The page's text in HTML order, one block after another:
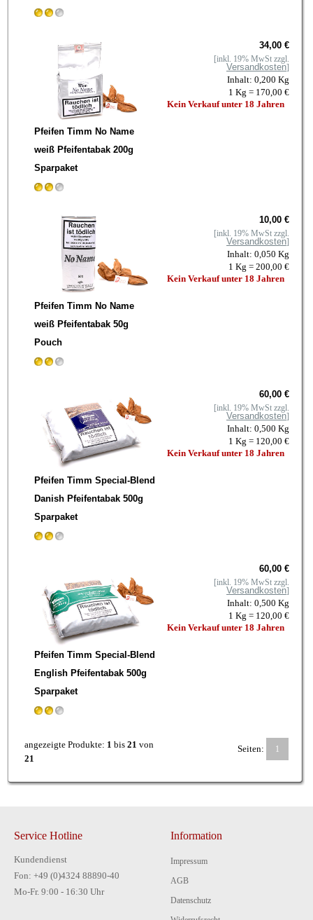
Pfeifen Timm No Name
weiß Pfeifentabak 200g
Sparpaket
34,00 €
[inkl. 19% MwSt zzgl.
Versandkosten]
Inhalt: 0,200 Kg
1 Kg = 170,00 €
Kein Verkauf unter 18 Jahren
Pfeifen Timm No Name
weiß Pfeifentabak 50g
Pouch
10,00 €
[inkl. 19% MwSt zzgl.
Versandkosten]
Inhalt: 0,050 Kg
1 Kg = 200,00 €
Kein Verkauf unter 18 Jahren
Pfeifen Timm Special-Blend
Danish Pfeifentabak 500g
Sparpaket
60,00 €
[inkl. 19% MwSt zzgl.
Versandkosten]
Inhalt: 0,500 Kg
1 Kg = 120,00 €
Kein Verkauf unter 18 Jahren
Pfeifen Timm Special-Blend
English Pfeifentabak 500g
Sparpaket
60,00 €
[inkl. 19% MwSt zzgl.
Versandkosten]
Inhalt: 0,500 Kg
1 Kg = 120,00 €
Kein Verkauf unter 18 Jahren
angezeigte Produkte: 1 bis 21 von
21
Seiten: 1
Service Hotline
Kundendienst
Fon: +49 (0)4324 88890-40
Mo-Fr. 9:00 - 16:30 Uhr
Information
Impressum
AGB
Datenschutz